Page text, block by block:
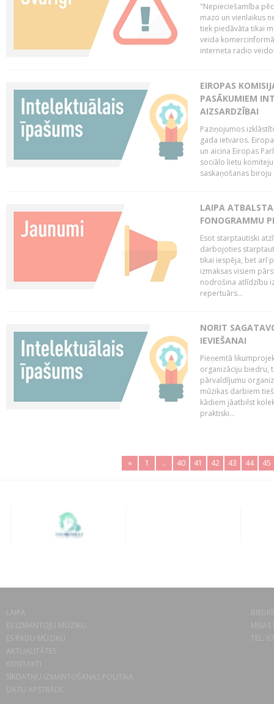
"Nepieciešamība
mazo un vienlaikus
tiek piedāvāta tikai
veida
interneta radio
EIROPAS
PASĀKUMIEM
AIZSARDZĪBAI
Paziņojumos
gada ietvaros.
un aicina Eiropas
sociālo lietu
saskaņošanas biroju
LAIPA
FONOGRAMMU
Esot starptautiski
darbojoties
tikai iespēja, bet arī
izmaksas visiem
nodrošina atlīdzību
repertuārs...
NORIT
IEVIEŠANAI
Pieņemtā
organizāciju biedru,
pārvaldījumu
mūzikas darbiem
kādiem jāatbilst
praktiski...
« 1 .. 40 41 42 43 44 45
LAIPA
ES IZMANTOJU MŪZIKU
ES RADU MŪZIKU
AKTUALITĀTES
KONTAKTI
SĪKDATŅU IZMANTOŠANAS POLITIKA
DATU APSTRĀDE
TEL.